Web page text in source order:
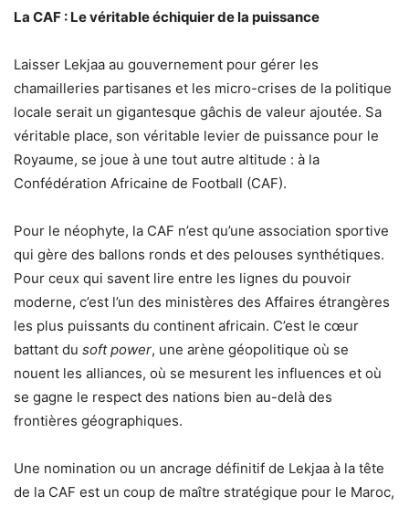
La CAF : Le véritable échiquier de la puissance
​Laisser Lekjaa au gouvernement pour gérer les
chamailleries partisanes et les micro-crises de la politique
locale serait un gigantesque gâchis de valeur ajoutée. Sa
véritable place, son véritable levier de puissance pour le
Royaume, se joue à une tout autre altitude : à la
Confédération Africaine de Football (CAF).
​Pour le néophyte, la CAF n’est qu’une association sportive
qui gère des ballons ronds et des pelouses synthétiques.
Pour ceux qui savent lire entre les lignes du pouvoir
moderne, c’est l’un des ministères des Affaires étrangères
les plus puissants du continent africain. C’est le cœur
battant du soft power, une arène géopolitique où se
nouent les alliances, où se mesurent les influences et où
se gagne le respect des nations bien au-delà des
frontières géographiques.
​Une nomination ou un ancrage définitif de Lekjaa à la tête
de la CAF est un coup de maître stratégique pour le Maroc,